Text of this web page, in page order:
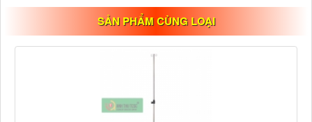
SẢN PHẨM CÙNG LOẠI